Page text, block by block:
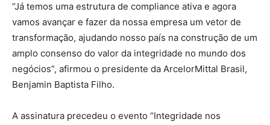
“Já temos uma estrutura de compliance ativa e agora
vamos avançar e fazer da nossa empresa um vetor de
transformação, ajudando nosso país na construção de um
amplo consenso do valor da integridade no mundo dos
negócios”, afirmou o presidente da ArcelorMittal Brasil,
Benjamin Baptista Filho.
A assinatura precedeu o evento “Integridade nos